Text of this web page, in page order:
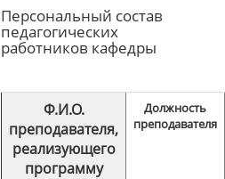
Персональный состав
педагогических
работников кафедры
Ф.И.О.
преподавателя,
реализующего
программу
Должность
преподавателя